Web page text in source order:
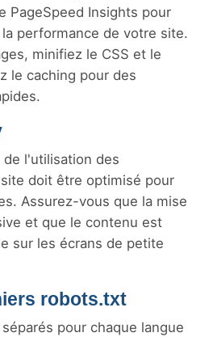
PageSpeed Insights pour
performance de votre site.
minifiez le CSS et le
le caching pour des
l'utilisation des
doit être optimisé pour
Assurez-vous que la mise
et que le contenu est
sur les écrans de petite
robots.txt
pour chaque langue